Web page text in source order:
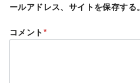
ールアドレス、サイトを保存する。
コメント*